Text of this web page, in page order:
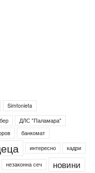
Simfonieta
ДЛС "Паламара"
банкомат
интересно кадри
незаконна сеч новини